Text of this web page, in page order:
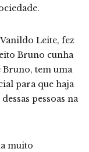
Leite, fez
Bruno cunha
Bruno, tem uma
para que haja
pessoas na
muito